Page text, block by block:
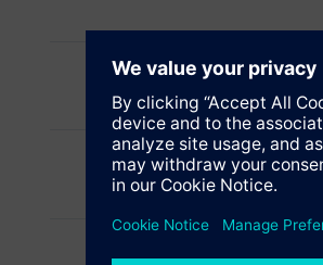
SAX31.03
Ventilstellantrieb Motor
SAX81.03
Ventilstellantrieb Motor
SAX61.03/HR
Ventilstellantrieb 800 N,